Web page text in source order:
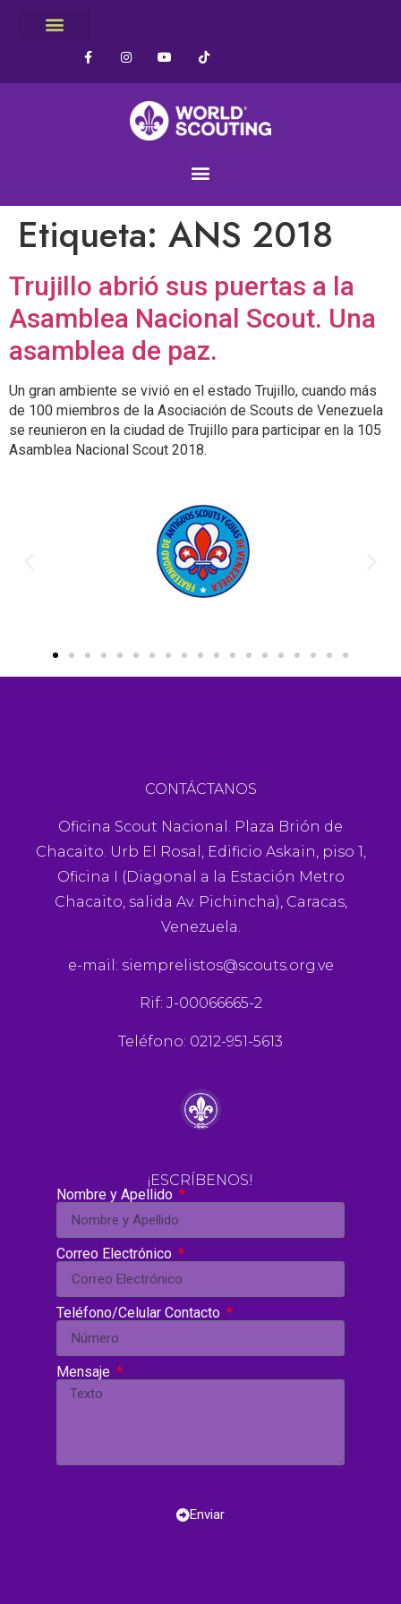
Etiqueta: ANS 2018
Trujillo abrió sus puertas a la
Asamblea Nacional Scout. Una
asamblea de paz.
Un gran ambiente se vivió en el estado Trujillo, cuando más
de 100 miembros de la Asociación de Scouts de Venezuela
se reunieron en la ciudad de Trujillo para participar en la 105
Asamblea Nacional Scout 2018.
CONTÁCTANOS
Oficina Scout Nacional. Plaza Brión de
Chacaito. Urb El Rosal, Edificio Askain, piso 1,
Oficina I (Diagonal a la Estación Metro
Chacaito, salida Av. Pichincha), Caracas,
Venezuela.
e-mail: siemprelistos@scouts.org.ve
Rif: J-00066665-2
Teléfono: 0212-951-5613
¡ESCRÍBENOS!
Nombre y Apellido
Correo Electrónico
Teléfono/Celular Contacto
Mensaje
Enviar